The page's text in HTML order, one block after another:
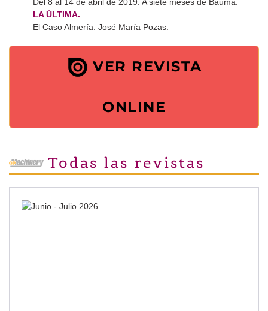
LA ÚLTIMA.
El Caso Almería. José María Pozas.
VER REVISTA
ONLINE
Todas las revistas